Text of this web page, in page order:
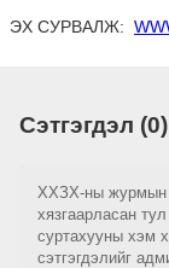
ЭХ СУРВАЛЖ:
Сэтгэгдэл (0)
ХХЗХ-ны журмын
хязгаарласан
суртахууны хэм
сэтгэгдэлийг